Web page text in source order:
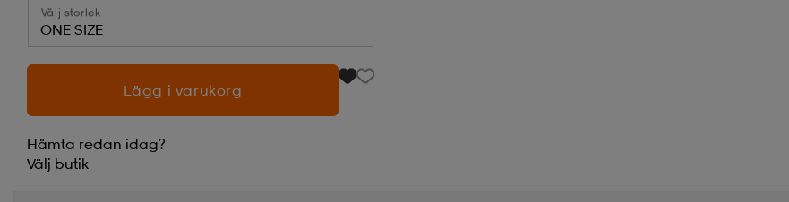
Välj storlek
ONE SIZE
Lägg i varukorg
Hämta redan idag?
Välj butik